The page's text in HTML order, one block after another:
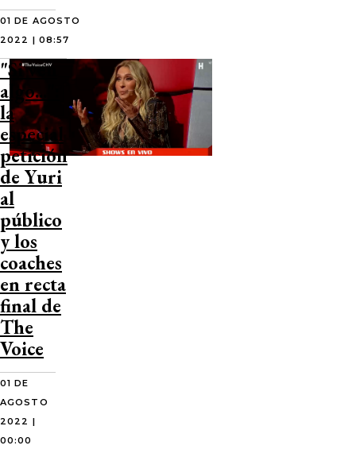
01 DE AGOSTO
2022 | 08:57
"Si ven
algo...":
la
especial
petición
de Yuri
al
público
y los
coaches
en recta
final de
The
Voice
01 DE
AGOSTO
2022 |
00:00